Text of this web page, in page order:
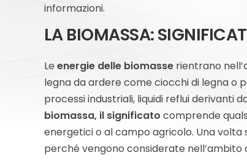
informazioni.
LA BIOMASSA:
Le energie delle biomasse rientrano
legna da ardere come ciocchi di legna o
processi industriali, liquidi reflui derivanti
biomassa, il significato comprende
energetici o al campo agricolo. Una
perché vengono considerate nell’ambito